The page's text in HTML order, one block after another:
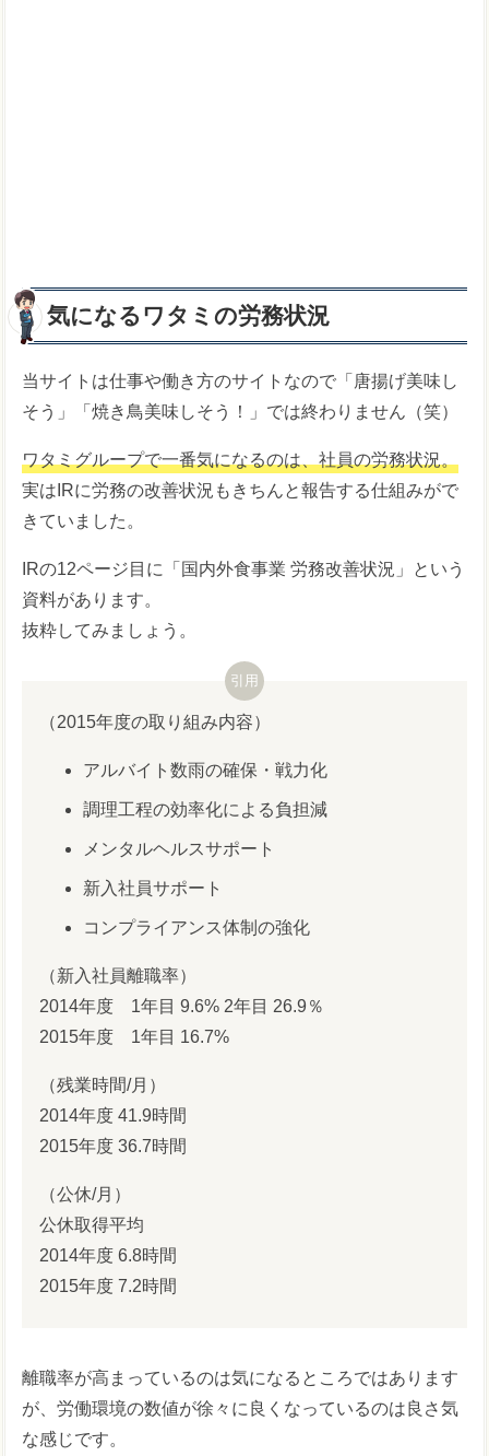
気になるワタミの労務状況
当サイトは仕事や働き方のサイトなので「唐揚げ美味し
そう」「焼き鳥美味しそう！」では終わりません（笑）
ワタミグループで一番気になるのは、社員の労務状況。
実はIRに労務の改善状況もきちんと報告する仕組みがで
きていました。
IRの12ページ目に「国内外食事業 労務改善状況」という
資料があります。
抜粋してみましょう。
（2015年度の取り組み内容）
アルバイト数雨の確保・戦力化
調理工程の効率化による負担減
メンタルヘルスサポート
新入社員サポート
コンプライアンス体制の強化
（新入社員離職率）
2014年度 1年目 9.6% 2年目 26.9％
2015年度 1年目 16.7%
（残業時間/月）
2014年度 41.9時間
2015年度 36.7時間
（公休/月）
公休取得平均
2014年度 6.8時間
2015年度 7.2時間
離職率が高まっているのは気になるところではあります
が、労働環境の数値が徐々に良くなっているのは良さ気
な感じです。